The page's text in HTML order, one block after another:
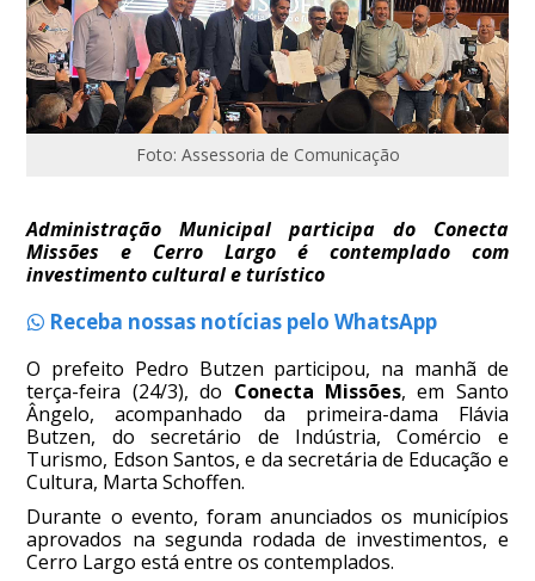
Foto: Assessoria de Comunicação
Administração Municipal participa do Conecta
Missões e Cerro Largo é contemplado com
investimento cultural e turístico
Receba nossas notícias pelo WhatsApp
O prefeito Pedro Butzen participou, na manhã de
terça-feira (24/3), do Conecta Missões, em Santo
Ângelo, acompanhado da primeira-dama Flávia
Butzen, do secretário de Indústria, Comércio e
Turismo, Edson Santos, e da secretária de Educação e
Cultura, Marta Schoffen.
Durante o evento, foram anunciados os municípios
aprovados na segunda rodada de investimentos, e
Cerro Largo está entre os contemplados.